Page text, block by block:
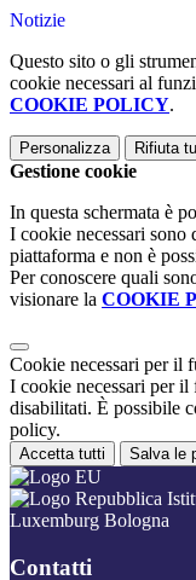
Notizie
Questo sito o gli
cookie necessari al
COOKIE POLICY.
Personalizza Rifiuta
Gestione cookie
In questa schermata è
I cookie necessari
piattaforma e non è
Per conoscere quali
visionare la COOKIE
Cookie necessari per il
I cookie necessari per il
disabilitati. È possibile
policy.
Accetta tutti Salva le
Luxemburg Bologna
Contatti